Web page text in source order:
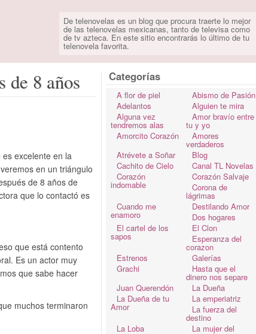
De telenovelas es un blog que procura traerte lo mejor
de las telenovelas mexicanas, tanto de televisa como
de tv azteca. En este sitio encontrarás lo último de tu
telenovela favorita.
de 8 años
excelente en la
en un triángulo
de 8 años de
que lo contactó es
que está contento
Es un actor muy
que sabe hacer
muchos terminaron
Categorías
A flor de piel
Abismo de Pasión
Adelantos
Alguien te mira
Alguna vez
tendremos alas
Amor bravío entre
tu y yo
Amorcito Corazón
Amores
verdaderos
Atrévete a Soñar
Blog
Cachito de Cielo
Canal TL Novelas
Corazón
indomable
Corazón Salvaje
Corona de
lágrimas
Cuando me
enamoro
Destilando Amor
Dos hogares
El cartel de los
sapos
El Clon
Esperanza del
corazon
Estrenos
Galerías
Grachi
Hasta que el
dinero nos separe
Juan Querendón
La Dueña
La Dueña de tu
Amor
La emperiatriz
La fuerza del
destino
La Loba
La mujer del